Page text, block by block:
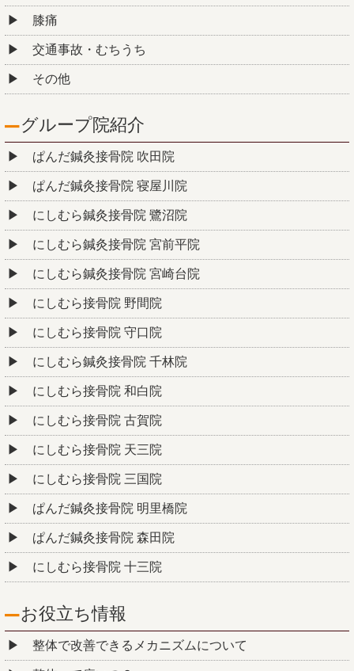
膝痛
交通事故・むちうち
その他
グループ院紹介
ぱんだ鍼灸接骨院 吹田院
ぱんだ鍼灸接骨院 寝屋川院
にしむら鍼灸接骨院 鷺沼院
にしむら鍼灸接骨院 宮前平院
にしむら鍼灸接骨院 宮崎台院
にしむら接骨院 野間院
にしむら接骨院 守口院
にしむら鍼灸接骨院 千林院
にしむら接骨院 和白院
にしむら接骨院 古賀院
にしむら接骨院 天三院
にしむら接骨院 三国院
ぱんだ鍼灸接骨院 明里橋院
ぱんだ鍼灸接骨院 森田院
にしむら接骨院 十三院
お役立ち情報
整体で改善できるメカニズムについて